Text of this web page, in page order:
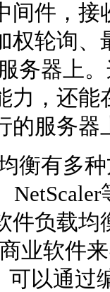
间件，
权轮询
务器上
力，还
的服务
衡有多
件负载均
业软件
可以通过